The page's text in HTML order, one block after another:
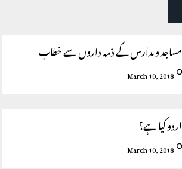
مساجد و مدارس کے ذمہ داروں سے خطاب
March 10, 2018
اردو کیا ہے؟
March 10, 2018